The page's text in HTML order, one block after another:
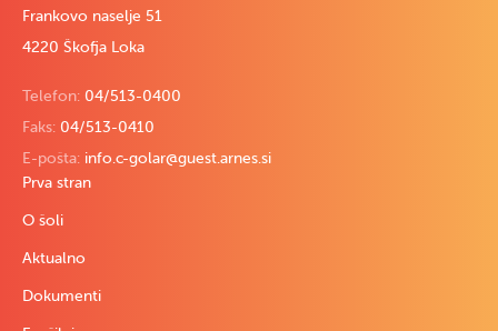
Frankovo naselje 51
4220 Škofja Loka
Telefon: 04/513-0400
Faks: 04/513-0410
E-pošta: info.c-golar@guest.arnes.si
Prva stran
O šoli
Aktualno
Dokumenti